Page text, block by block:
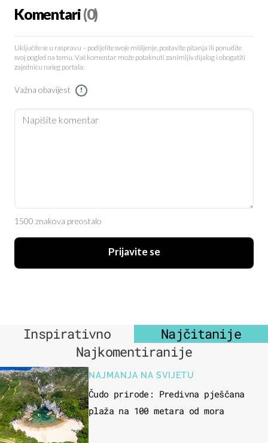
Komentari(0)
Uključite se u raspravu – podijelite svoje mišljenje, postavite pitanja ili ponudite
svoj pogled na temu. Vaš komentar može potaknuti zanimljiv dijalog i obogatiti
zajednicu našeg portala.
Važna obavijest !
1500 znakova preostalo
Prijavite se
Inspirativno
Najčitanije
Najkomentiranije
NAJMANJA NA SVIJETU
Čudo prirode: Predivna pješčana
plaža na 100 metara od mora